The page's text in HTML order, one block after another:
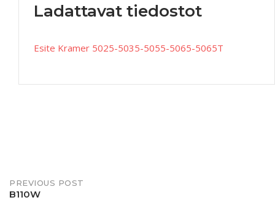
Ladattavat tiedostot
Esite Kramer 5025-5035-5055-5065-5065T
PREVIOUS POST
B110W